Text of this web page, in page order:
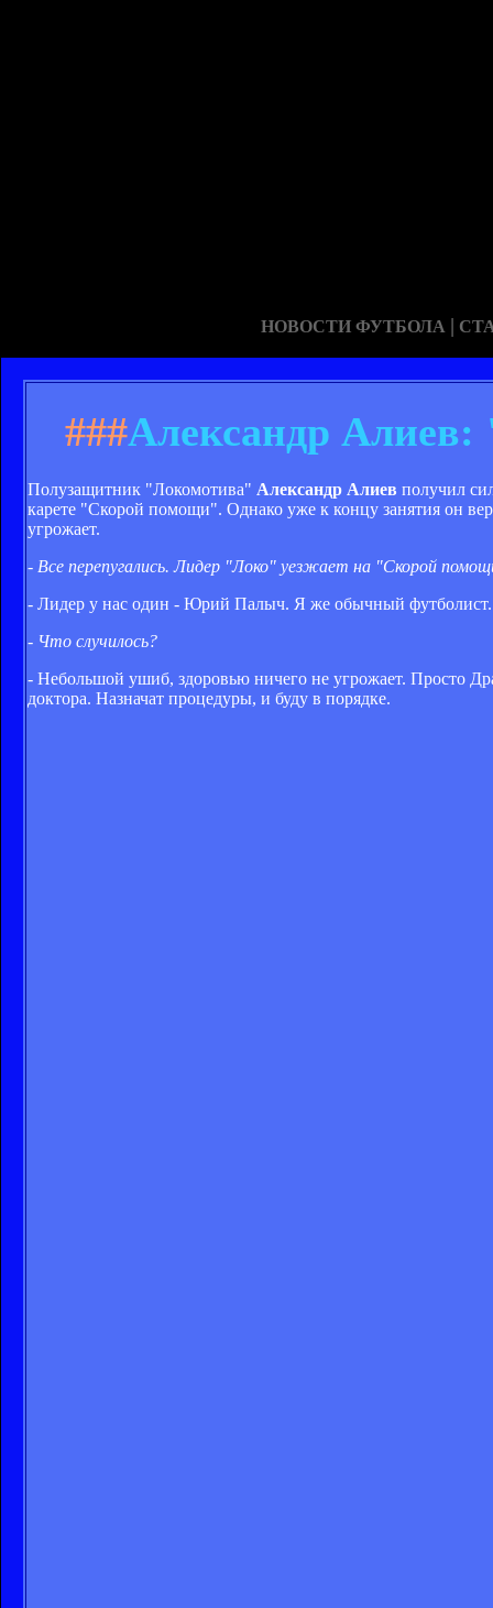
НОВОСТИ ФУТБОЛА |
###Александр Алиев:
Полузащитник "Локомотива" Александр Алиев получил
карете "Скорой помощи". Однако уже к концу занятия он
угрожает.
- Все перепугались. Лидер "Локо" уезжает на "Скорой
- Лидер у нас один - Юрий Палыч. Я же обычный футболист.
- Что случилось?
- Небольшой ушиб, здоровью ничего не угрожает. Просто
доктора. Назначат процедуры, и буду в порядке.